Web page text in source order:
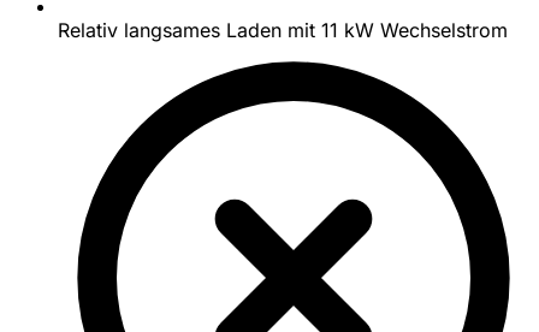
Relativ langsames Laden mit 11 kW Wechselstrom